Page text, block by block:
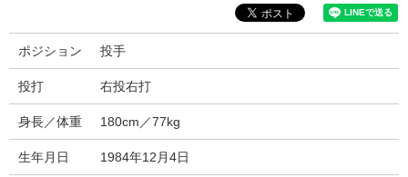
ポジション 投手
投打 右投右打
身長／体重 180cm／77kg
生年月日 1984年12月4日